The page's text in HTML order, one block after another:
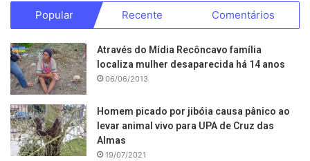
Popular Recente Comentários
Através do Mídia Recôncavo família
localiza mulher desaparecida há 14 anos
06/06/2013
Homem picado por jibóia causa pânico ao
levar animal vivo para UPA de Cruz das
Almas
19/07/2021